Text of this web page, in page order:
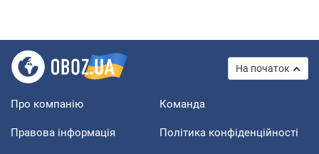
На початок
Про компанію Команда
Правова інформація Політика конфіденційності